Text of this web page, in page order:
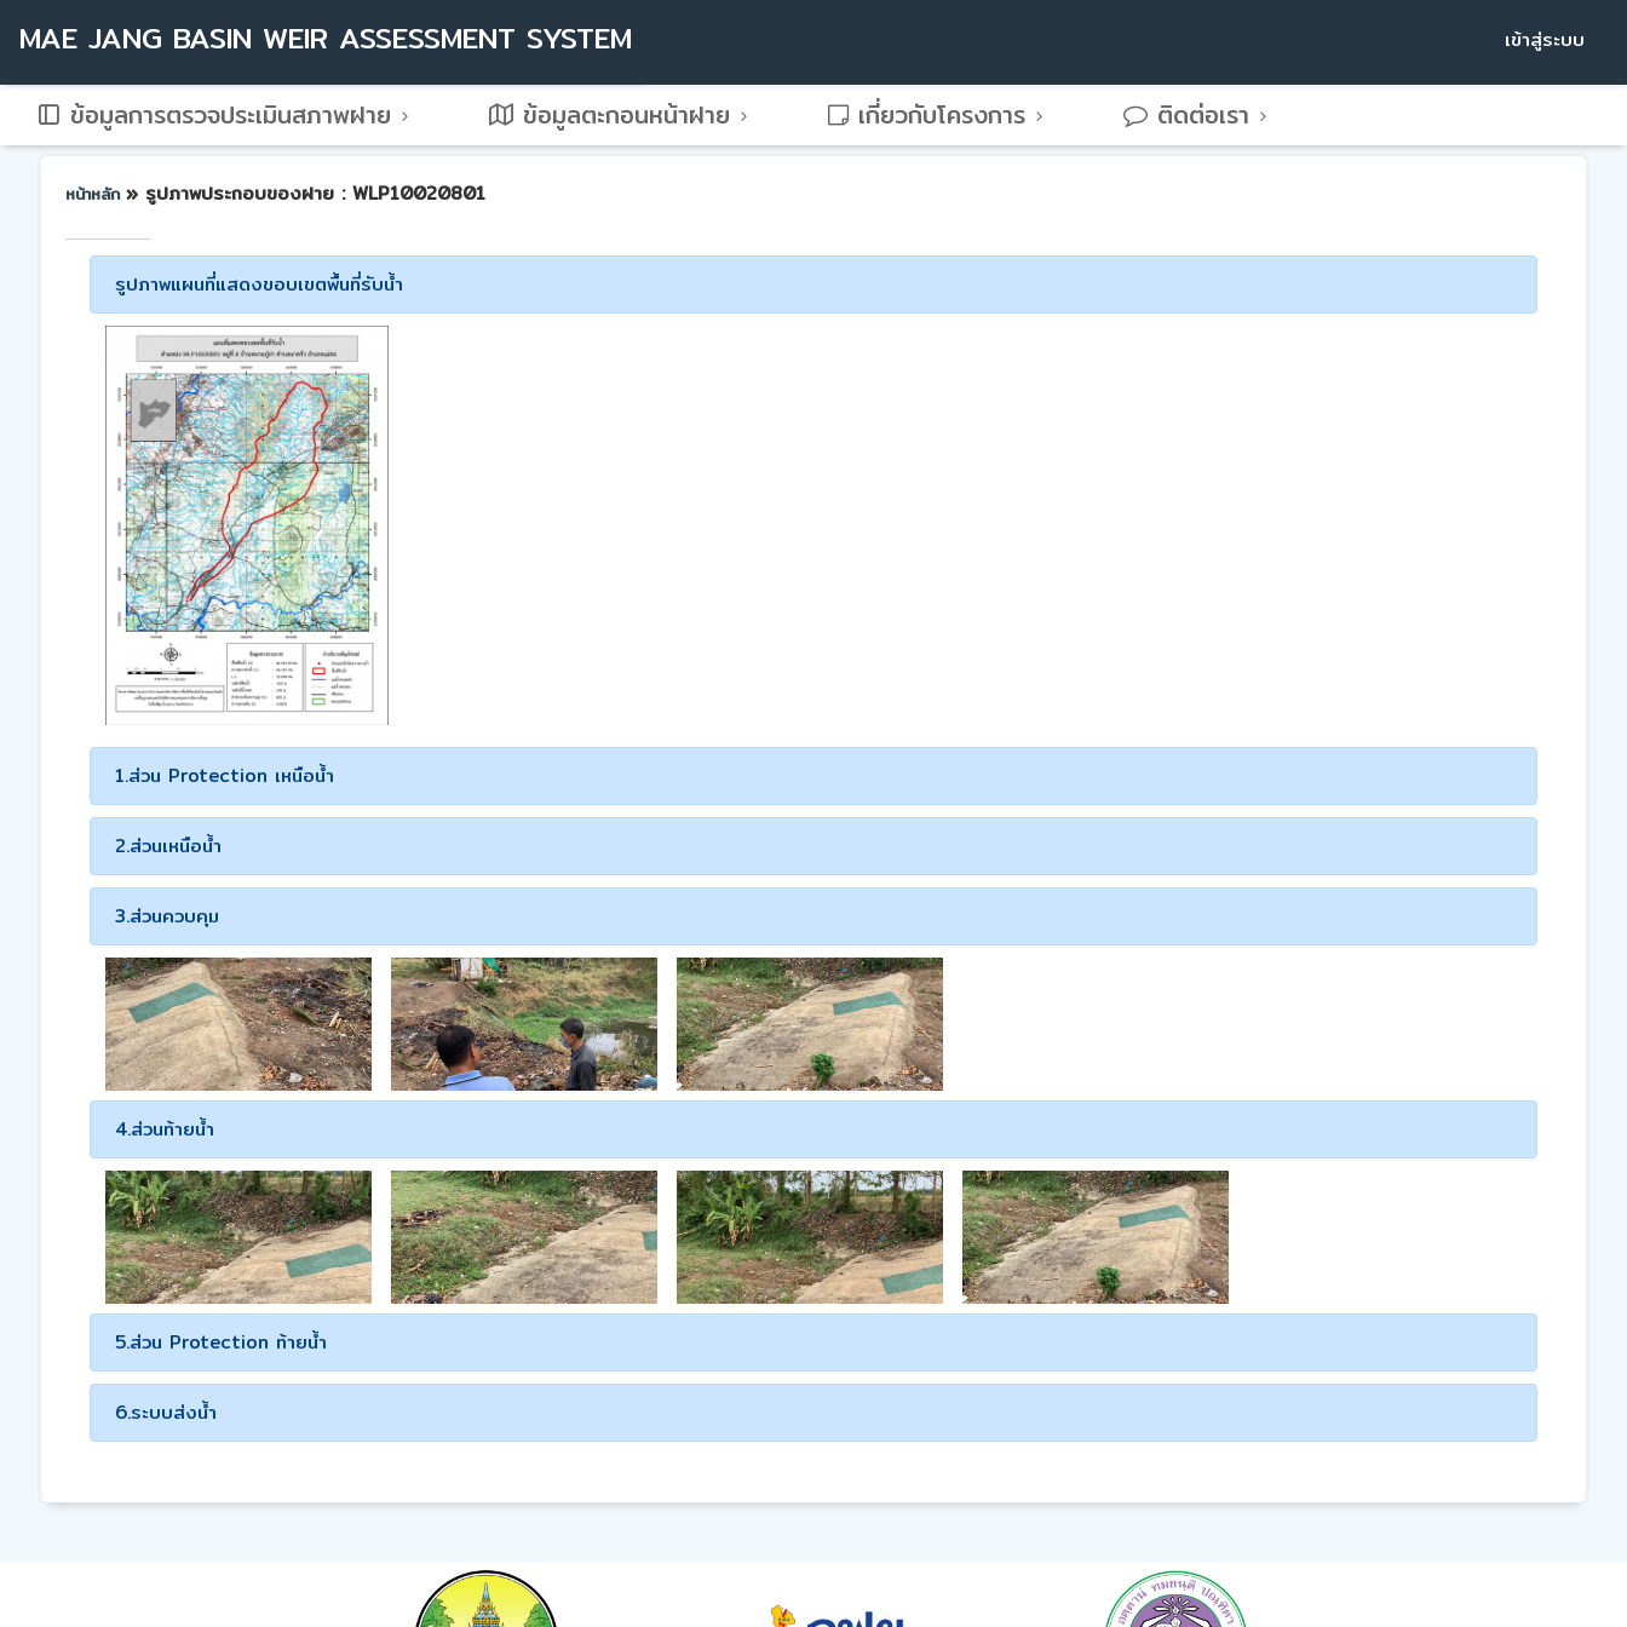
MAE JANG BASIN WEIR ASSESSMENT SYSTEM เข้าสู่ระบบ
ข้อมูลการตรวจประเมินสภาพฝาย ข้อมูลตะกอนหน้าฝาย เกี่ยวกับโครงการ ติดต่อเรา
หน้าหลัก » รูปภาพประกอบของฝาย : WLP10020801
รูปภาพแผนที่แสดงขอบเขตพื้นที่รับน้ำ
1.ส่วน Protection เหนือน้ำ
2.ส่วนเหนือน้ำ
3.ส่วนควบคุม
4.ส่วนท้ายน้ำ
5.ส่วน Protection ท้ายน้ำ
6.ระบบส่งน้ำ